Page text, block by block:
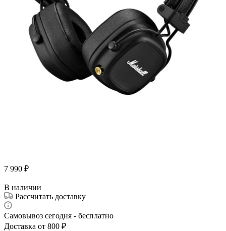
7 990 ₽
В наличии
Рассчитать доставку
Самовывоз сегодня - бесплатно
Доставка от 800 ₽